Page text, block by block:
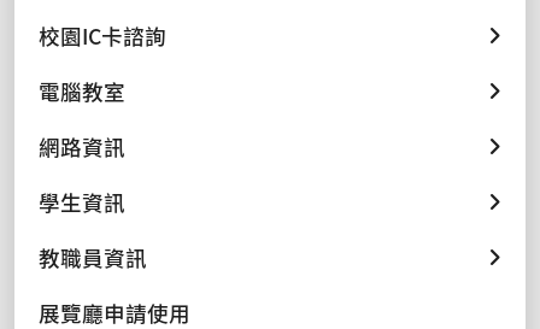
校園IC卡諮詢
電腦教室
網路資訊
學生資訊
教職員資訊
展覽廳申請使用